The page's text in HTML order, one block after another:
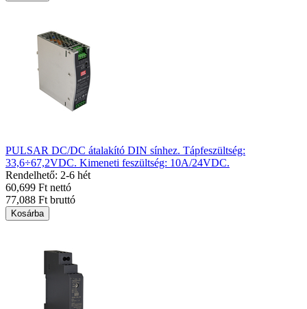
PULSAR DC/DC átalakító DIN sínhez. Tápfeszültség:
33,6÷67,2VDC. Kimeneti feszültség: 10A/24VDC.
Rendelhető: 2-6 hét
60,699 Ft nettó
77,088 Ft bruttó
Kosárba